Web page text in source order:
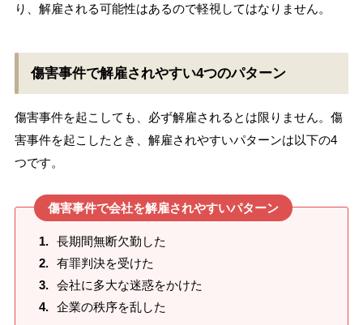
り、解雇される可能性はあるので軽視してはなりません。
傷害事件で解雇されやすい4つのパターン
傷害事件を起こしても、必ず解雇されるとは限りません。傷
害事件を起こしたとき、解雇されやすいパターンは以下の4
つです。
傷害事件で会社を解雇されやすいパターン
長期間無断欠勤した
有罪判決を受けた
会社に多大な迷惑をかけた
企業の秩序を乱した